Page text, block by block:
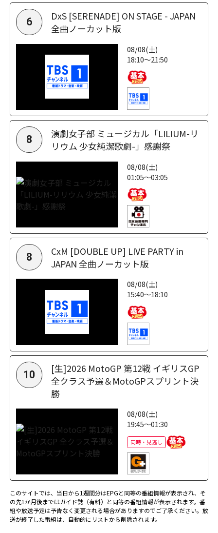
6
DxS [SERENADE] ON STAGE - JAPAN
全曲ノーカット版
08/08(土)
18:10～21:50
8
演劇女子部 ミュージカル「LILIUM-リ
リウム 少女純潔歌劇-」感謝祭
08/08(土)
01:05～03:05
8
CxM [DOUBLE UP] LIVE PARTY in
JAPAN 全曲ノーカット版
08/08(土)
15:40～18:10
10
[生]2026 MotoGP 第12戦 イギリスGP
全クラス予選＆MotoGPスプリント決
勝
08/08(土)
19:45～01:30
同時・見逃し
このサイトでは、当日から1週間分はEPGと同等の番組情報が表示され、そ
の先1か月後まではガイド誌（有料）と同等の番組情報が表示されます。番
組や放送予定は予告なく変更される場合がありますのでご了承ください。放
送が終了した番組は、自動的にリストから削除されます。